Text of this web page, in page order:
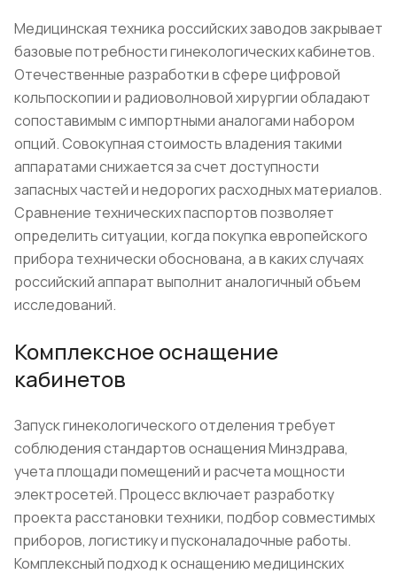
Медицинская техника российских заводов закрывает
базовые потребности гинекологических кабинетов.
Отечественные разработки в сфере цифровой
кольпоскопии и радиоволновой хирургии обладают
сопоставимым с импортными аналогами набором
опций. Совокупная стоимость владения такими
аппаратами снижается за счет доступности
запасных частей и недорогих расходных материалов.
Сравнение технических паспортов позволяет
определить ситуации, когда покупка европейского
прибора технически обоснована, а в каких случаях
российский аппарат выполнит аналогичный объем
исследований.
Комплексное оснащение
кабинетов
Запуск гинекологического отделения требует
соблюдения стандартов оснащения Минздрава,
учета площади помещений и расчета мощности
электросетей. Процесс включает разработку
проекта расстановки техники, подбор совместимых
приборов, логистику и пусконаладочные работы.
Комплексный подход к оснащению медицинских